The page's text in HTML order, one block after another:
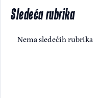
Sledeća rubrika
Nema sledećih rubrika